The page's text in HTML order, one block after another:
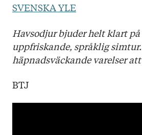
SVENSKA YLE
Havsodjur bjuder helt klart
uppfriskande, språklig
häpnadsväckande varelser
BTJ